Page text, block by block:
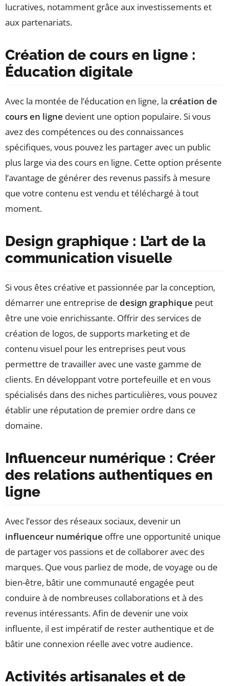
lucratives, notamment grâce aux investissements et
aux partenariats.
Création de cours en ligne :
Éducation digitale
Avec la montée de l’éducation en ligne, la création de
cours en ligne devient une option populaire. Si vous
avez des compétences ou des connaissances
spécifiques, vous pouvez les partager avec un public
plus large via des cours en ligne. Cette option présente
l’avantage de générer des revenus passifs à mesure
que votre contenu est vendu et téléchargé à tout
moment.
Design graphique : L’art de la
communication visuelle
Si vous êtes créative et passionnée par la conception,
démarrer une entreprise de design graphique peut
être une voie enrichissante. Offrir des services de
création de logos, de supports marketing et de
contenu visuel pour les entreprises peut vous
permettre de travailler avec une vaste gamme de
clients. En développant votre portefeuille et en vous
spécialisés dans des niches particulières, vous pouvez
établir une réputation de premier ordre dans ce
domaine.
Influenceur numérique : Créer
des relations authentiques en
ligne
Avec l’essor des réseaux sociaux, devenir un
influenceur numérique offre une opportunité unique
de partager vos passions et de collaborer avec des
marques. Que vous parliez de mode, de voyage ou de
bien-être, bâtir une communauté engagée peut
conduire à de nombreuses collaborations et à des
revenus intéressants. Afin de devenir une voix
influente, il est impératif de rester authentique et de
bâtir une connexion réelle avec votre audience.
Activités artisanales et de